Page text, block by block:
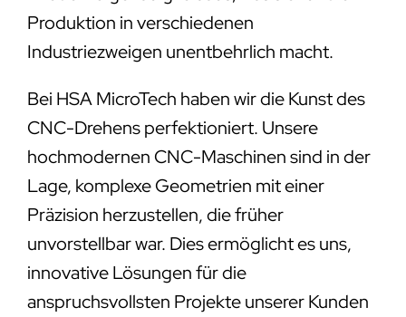
Produktion in verschiedenen
Industriezweigen unentbehrlich macht.
Bei HSA MicroTech haben wir die Kunst des
CNC-Drehens perfektioniert. Unsere
hochmodernen CNC-Maschinen sind in der
Lage, komplexe Geometrien mit einer
Präzision herzustellen, die früher
unvorstellbar war. Dies ermöglicht es uns,
innovative Lösungen für die
anspruchsvollsten Projekte unserer Kunden